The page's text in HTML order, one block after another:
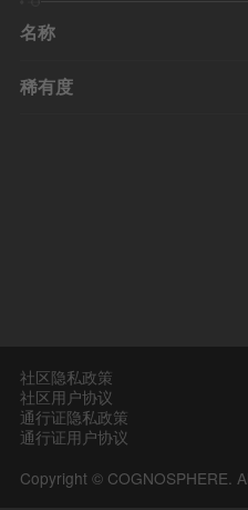
名称
稀有度
社区隐私政策
社区用户协议
通行证隐私政策
通行证用户协议
Copyright © COGNOSPHERE.